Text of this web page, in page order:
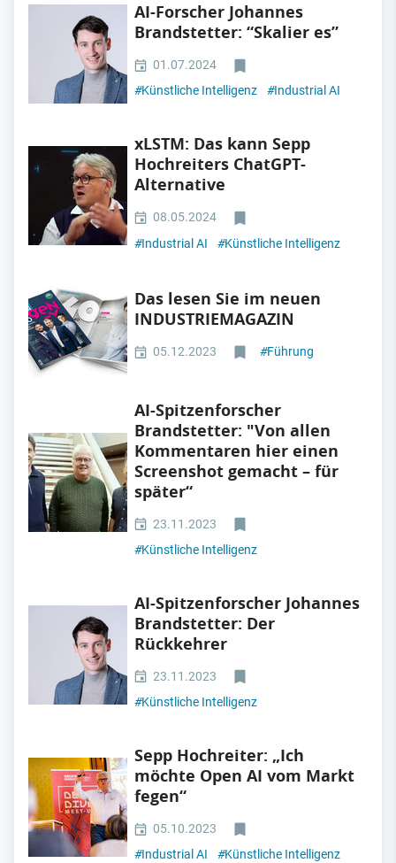
AI-Forscher Johannes
Brandstetter: “Skalier es”
01.07.2024
#Künstliche Intelligenz #Industrial AI
xLSTM: Das kann Sepp
Hochreiters ChatGPT-
Alternative
08.05.2024
#Industrial AI #Künstliche Intelligenz
Das lesen Sie im neuen
INDUSTRIEMAGAZIN
05.12.2023 #Führung
AI-Spitzenforscher
Brandstetter: "Von allen
Kommentaren hier einen
Screenshot gemacht – für
später“
23.11.2023
#Künstliche Intelligenz
AI-Spitzenforscher Johannes
Brandstetter: Der
Rückkehrer
23.11.2023
#Künstliche Intelligenz
Sepp Hochreiter: „Ich
möchte Open AI vom Markt
fegen“
05.10.2023
#Industrial AI #Künstliche Intelligenz